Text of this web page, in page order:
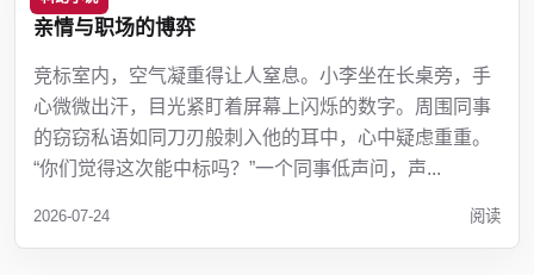
亲情与职场的博弈
竞标室内，空气凝重得让人窒息。小李坐在长桌旁，手
心微微出汗，目光紧盯着屏幕上闪烁的数字。周围同事
的窃窃私语如同刀刃般刺入他的耳中，心中疑虑重重。
“你们觉得这次能中标吗？”一个同事低声问，声...
2026-07-24 阅读